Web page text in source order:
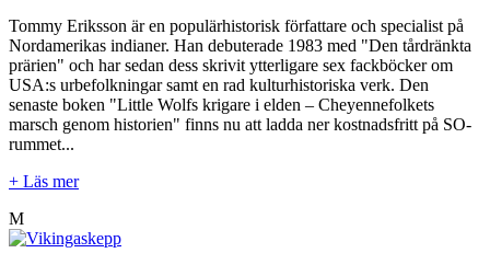
Tommy Eriksson är en populärhistorisk författare och specialist på
Nordamerikas indianer. Han debuterade 1983 med "Den tårdränkta
prärien" och har sedan dess skrivit ytterligare sex fackböcker om
USA:s urbefolkningar samt en rad kulturhistoriska verk. Den
senaste boken "Little Wolfs krigare i elden – Cheyennefolkets
marsch genom historien" finns nu att ladda ner kostnadsfritt på SO-
rummet...
+ Läs mer
M